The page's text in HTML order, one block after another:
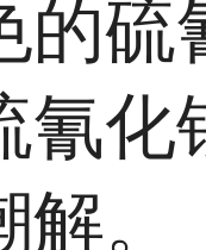
的硫
氰化
。